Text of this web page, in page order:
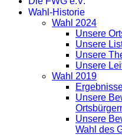
Wahl-Historie
Wahl 2024
Unsere
Unsere
Unsere
Unsere
Wahl 2019
Unsere
Unsere
Wahl des